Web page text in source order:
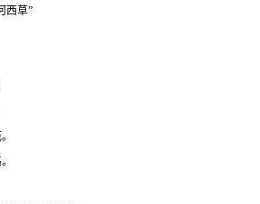
西草”